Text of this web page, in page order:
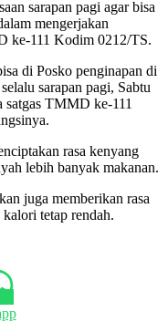
sarapan pagi agar bisa
mengerjakan
ke-111 Kodim 0212/TS.
di Posko penginapan di
sarapan pagi, Sabtu
satgas TMMD ke-111
rasa kenyang
lebih banyak makanan.
juga memberikan rasa
tetap rendah.